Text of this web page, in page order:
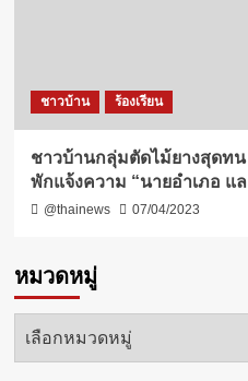
ชาวบ้าน ร้องเรียน
ชาวบ้านกลุ่มตัดไม้ยางสุดท
พักแจ้งความ “นายอำเภอ แ
@thainews 07/04/2023
หมวดหมู่
หมวด